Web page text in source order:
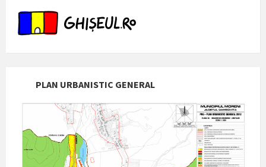
PLAN URBANISTIC GENERAL